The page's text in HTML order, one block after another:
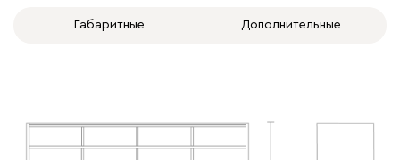
Габаритные Дополнительные